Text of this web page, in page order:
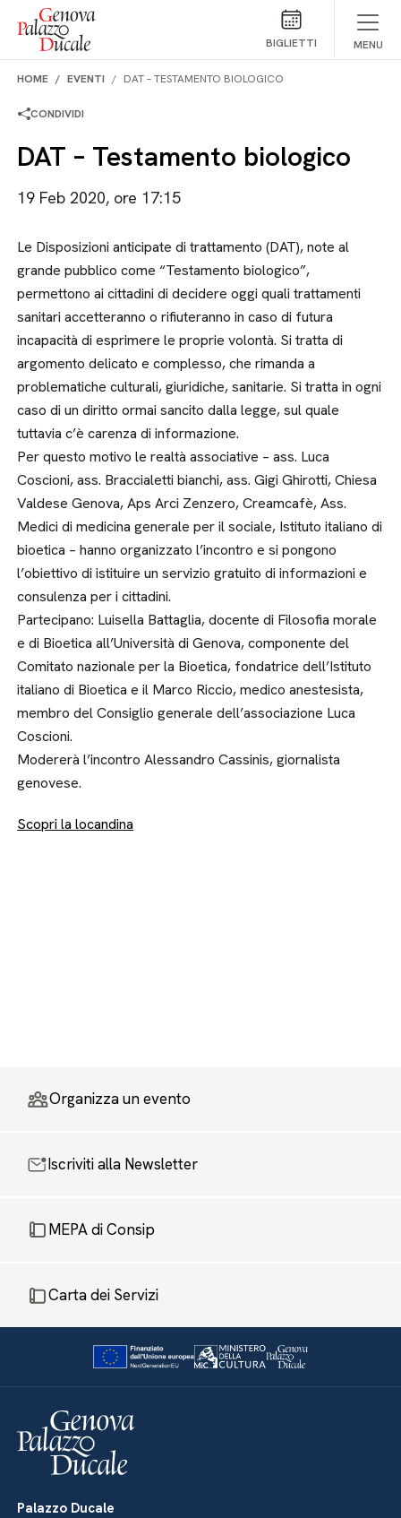
Salta al contenuto
BIGLIETTI MENU
HOME EVENTI DAT – TESTAMENTO BIOLOGICO
CONDIVIDI
DAT – Testamento biologico
19 Feb 2020, ore 17:15
Le Disposizioni anticipate di trattamento (DAT), note al
grande pubblico come “Testamento biologico”,
permettono ai cittadini di decidere oggi quali trattamenti
sanitari accetteranno o rifiuteranno in caso di futura
incapacità di esprimere le proprie volontà. Si tratta di
argomento delicato e complesso, che rimanda a
problematiche culturali, giuridiche, sanitarie. Si tratta in ogni
caso di un diritto ormai sancito dalla legge, sul quale
tuttavia c’è carenza di informazione.
Per questo motivo le realtà associative – ass. Luca
Coscioni, ass. Braccialetti bianchi, ass. Gigi Ghirotti, Chiesa
Valdese Genova, Aps Arci Zenzero, Creamcafè, Ass.
Medici di medicina generale per il sociale, Istituto italiano di
bioetica – hanno organizzato l’incontro e si pongono
l’obiettivo di istituire un servizio gratuito di informazioni e
consulenza per i cittadini.
Partecipano: Luisella Battaglia, docente di Filosofia morale
e di Bioetica all’Università di Genova, componente del
Comitato nazionale per la Bioetica, fondatrice dell’Istituto
italiano di Bioetica e il Marco Riccio, medico anestesista,
membro del Consiglio generale dell’associazione Luca
Coscioni.
Modererà l’incontro Alessandro Cassinis, giornalista
genovese.
Scopri la locandina
Organizza un evento
Iscriviti alla Newsletter
MEPA di Consip
Carta dei Servizi
Palazzo Ducale